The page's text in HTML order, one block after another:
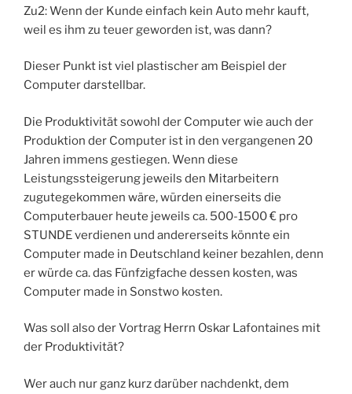
Zu2: Wenn der Kunde einfach kein Auto mehr kauft,
weil es ihm zu teuer geworden ist, was dann?
Dieser Punkt ist viel plastischer am Beispiel der
Computer darstellbar.
Die Produktivität sowohl der Computer wie auch der
Produktion der Computer ist in den vergangenen 20
Jahren immens gestiegen. Wenn diese
Leistungssteigerung jeweils den Mitarbeitern
zugutegekommen wäre, würden einerseits die
Computerbauer heute jeweils ca. 500-1500 € pro
STUNDE verdienen und andererseits könnte ein
Computer made in Deutschland keiner bezahlen, denn
er würde ca. das Fünfzigfache dessen kosten, was
Computer made in Sonstwo kosten.
Was soll also der Vortrag Herrn Oskar Lafontaines mit
der Produktivität?
Wer auch nur ganz kurz darüber nachdenkt, dem